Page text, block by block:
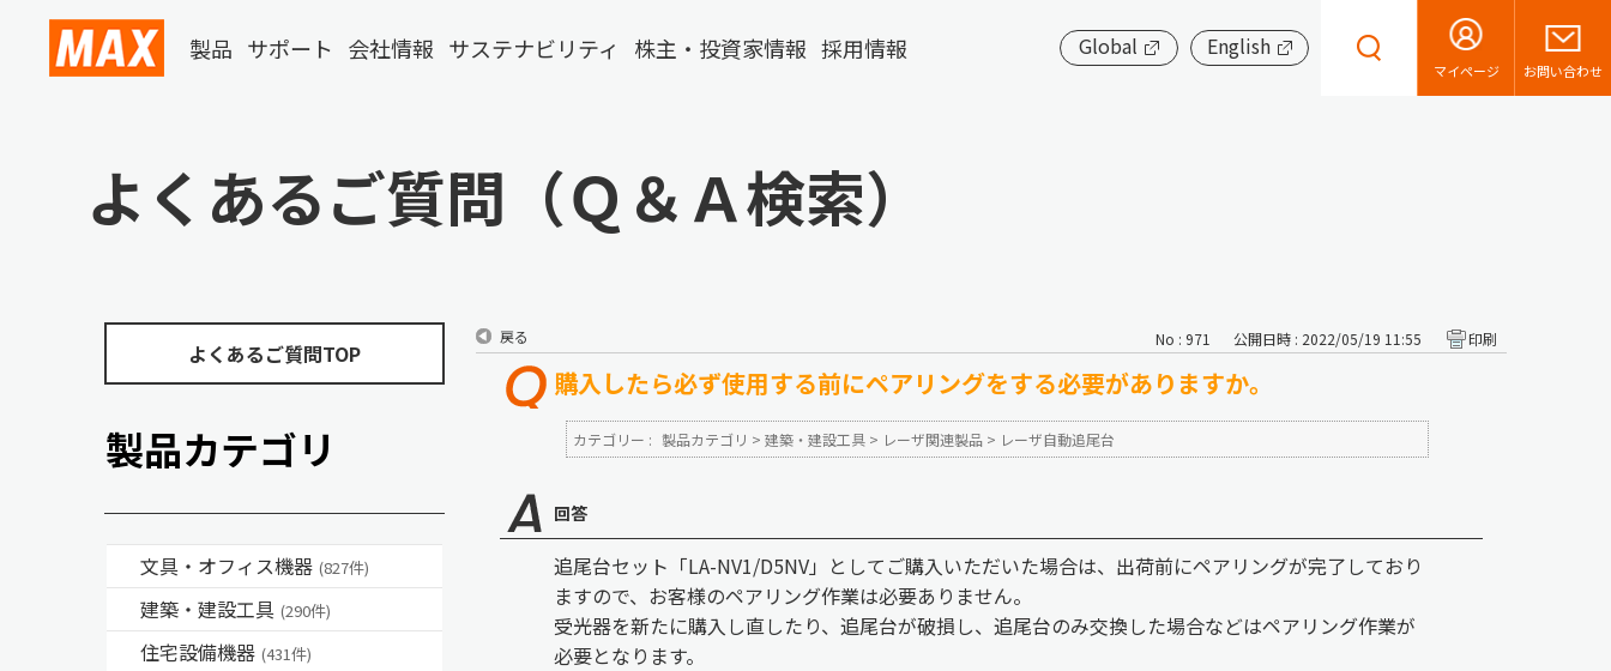
製品 サポート 会社情報 サステナビリティ 株主・投資家情報 採用情報 Global English
マイページ お問い合わせ
よくあるご質問（Ｑ＆Ａ検索）
よくあるご質問TOP
製品カテゴリ
文具・オフィス機器 (827件)
建築・建設工具 (290件)
住宅設備機器 (431件)
戻る No : 971 公開日時 : 2022/05/19 11:55 印刷
購入したら必ず使用する前にペアリングをする必要がありますか。
カテゴリー : 製品カテゴリ > 建築・建設工具 > レーザ関連製品 > レーザ自動追尾台
回答
追尾台セット「LA-NV1/D5NV」としてご購入いただいた場合は、出荷前にペアリングが完了しており
ますので、お客様のペアリング作業は必要ありません。
受光器を新たに購入し直したり、追尾台が破損し、追尾台のみ交換した場合などはペアリング作業が
必要となります。